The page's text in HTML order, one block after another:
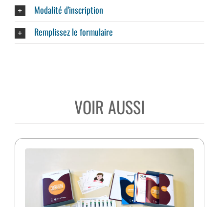
Modalité d'inscription
Remplissez le formulaire
VOIR AUSSI